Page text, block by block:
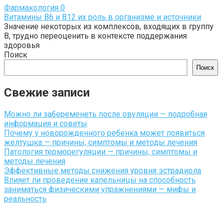
Фармакология 0
Витамины B6 и B12 их роль в организме и источники
Значение некоторых из комплексов, входящих в группу
В, трудно переоценить в контексте поддержания
здоровья
Поиск
Поиск
Свежие записи
Можно ли забеременеть после овуляции — подробная
информация и советы
Почему у новорожденного ребенка может появиться
желтушка — причины, симптомы и методы лечения
Патология терморегуляции — причины, симптомы и
методы лечения
Эффективные методы снижения уровня эстрадиола
Влияет ли проведение капельницы на способность
заниматься физическими упражнениями — мифы и
реальность